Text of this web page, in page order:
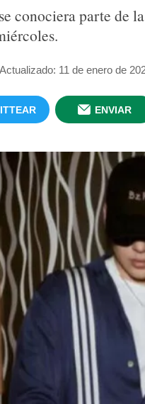
conociera parte de
Actualizado: 11 de enero de
ENVIAR